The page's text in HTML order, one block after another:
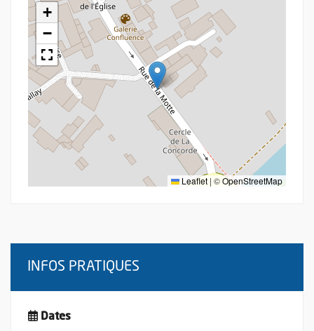
+
−
Leaflet | ©OpenStreetMap
INFOS PRATIQUES
Dates